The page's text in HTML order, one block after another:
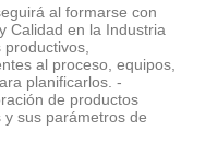
al formarse con
Calidad en la Industria
al proceso, equipos,
planificarlos. -
de productos
sus parámetros de